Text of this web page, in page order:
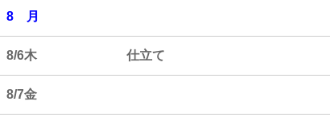
8 月
8/6木 仕立て
8/7金